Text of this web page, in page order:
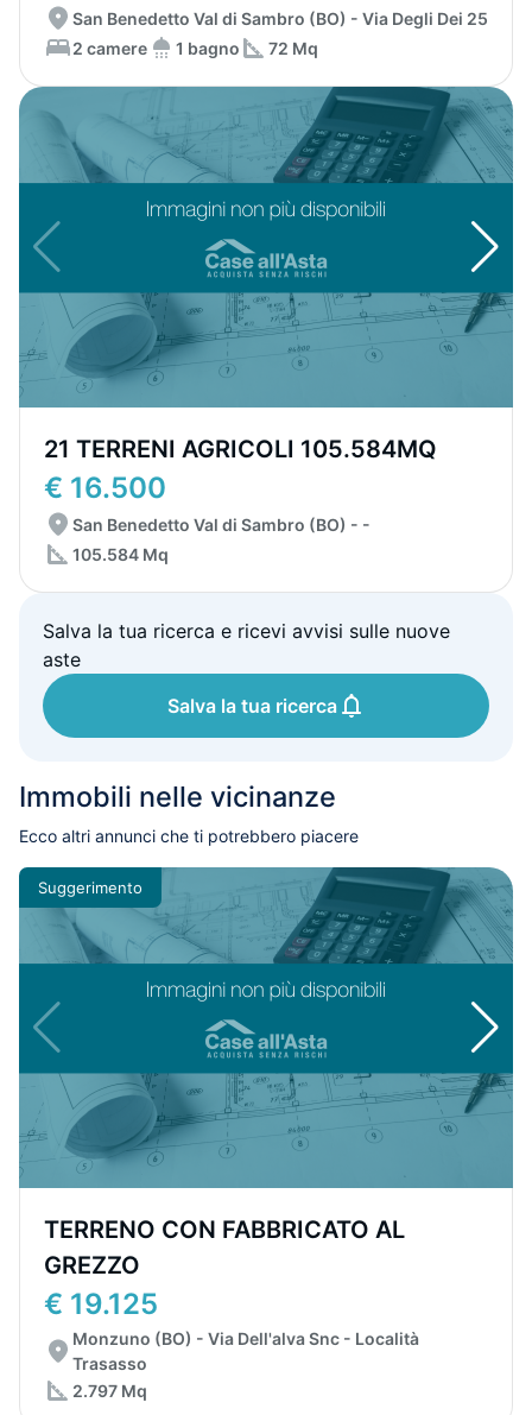
San Benedetto Val di Sambro (BO) - Via Degli Dei 25
2 camere
1 bagno 72 Mq
21 TERRENI AGRICOLI 105.584MQ
€ 16.500
San Benedetto Val di Sambro (BO) - -
105.584 Mq
Salva la tua ricerca e ricevi avvisi sulle nuove
aste
Salva la tua ricerca
Immobili nelle vicinanze
Ecco altri annunci che ti potrebbero piacere
Suggerimento
TERRENO CON FABBRICATO AL
GREZZO
€ 19.125
Monzuno (BO) - Via Dell'alva Snc - Località
Trasasso
2.797 Mq